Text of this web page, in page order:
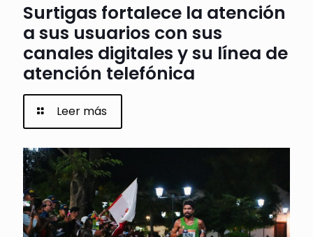
Surtigas fortalece la atención
a sus usuarios con sus
canales digitales y su línea de
atención telefónica
Leer más